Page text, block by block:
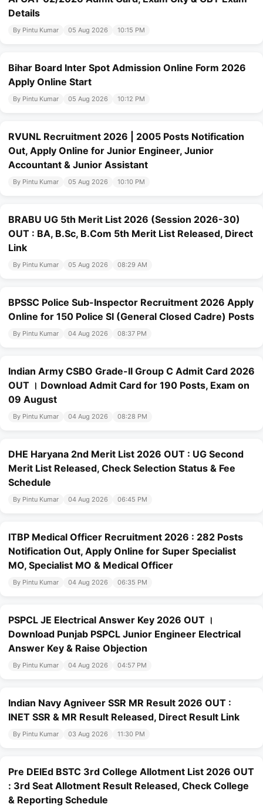
Details
By Pintu Kumar 05 Aug 2026 10:15 PM
Bihar Board Inter Spot Admission Online Form 2026
Apply Online Start
By Pintu Kumar 05 Aug 2026 10:12 PM
RVUNL Recruitment 2026 | 2005 Posts Notification
Out, Apply Online for Junior Engineer, Junior
Accountant & Junior Assistant
By Pintu Kumar 05 Aug 2026 10:10 PM
BRABU UG 5th Merit List 2026 (Session 2026-30)
OUT : BA, B.Sc, B.Com 5th Merit List Released, Direct
Link
By Pintu Kumar 05 Aug 2026 08:29 AM
BPSSC Police Sub-Inspector Recruitment 2026 Apply
Online for 150 Police SI (General Closed Cadre) Posts
By Pintu Kumar 04 Aug 2026 08:37 PM
Indian Army CSBO Grade-II Group C Admit Card 2026
OUT । Download Admit Card for 190 Posts, Exam on
09 August
By Pintu Kumar 04 Aug 2026 08:28 PM
DHE Haryana 2nd Merit List 2026 OUT : UG Second
Merit List Released, Check Selection Status & Fee
Schedule
By Pintu Kumar 04 Aug 2026 06:45 PM
ITBP Medical Officer Recruitment 2026 : 282 Posts
Notification Out, Apply Online for Super Specialist
MO, Specialist MO & Medical Officer
By Pintu Kumar 04 Aug 2026 06:35 PM
PSPCL JE Electrical Answer Key 2026 OUT ।
Download Punjab PSPCL Junior Engineer Electrical
Answer Key & Raise Objection
By Pintu Kumar 04 Aug 2026 04:57 PM
Indian Navy Agniveer SSR MR Result 2026 OUT :
INET SSR & MR Result Released, Direct Result Link
By Pintu Kumar 03 Aug 2026 11:30 PM
Pre DElEd BSTC 3rd College Allotment List 2026 OUT
: 3rd Seat Allotment Result Released, Check College
& Reporting Schedule